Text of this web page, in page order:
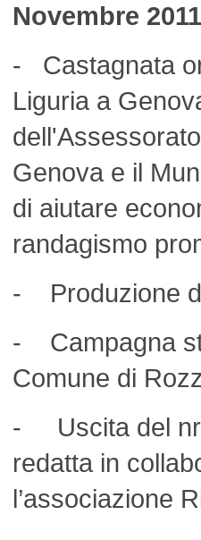
Novembre
- Castagnata
Liguria a
Genova e il
di aiutare
randagismo
- Produzione
- Campagna
Comune di
- Uscita del nr.
redatta in
l’associazione